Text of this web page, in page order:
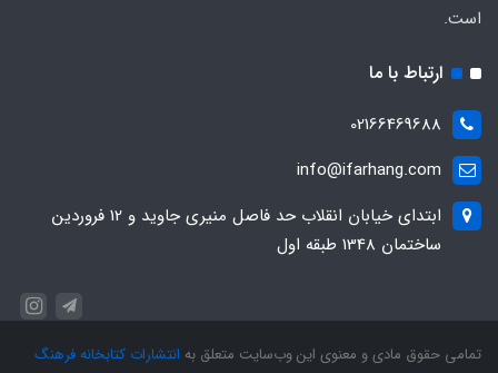
است.
ارتباط با ما
02166469688
info@ifarhang.com
ابتداي خيابان انقلاب حد فاصل منيري جاويد و 12 فروردين
ساختمان 1348 طبقه اول
تمامی حقوق مادی و معنوی این وب‌سایت متعلق به انتشارات کتابخانه فرهنگ